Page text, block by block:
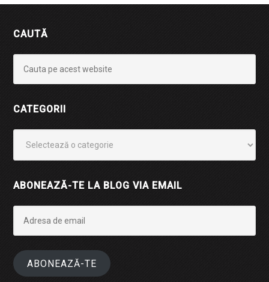
CAUTĂ
CATEGORII
ABONEAZĂ-TE LA BLOG VIA EMAIL
email
ABONEAZĂ-TE